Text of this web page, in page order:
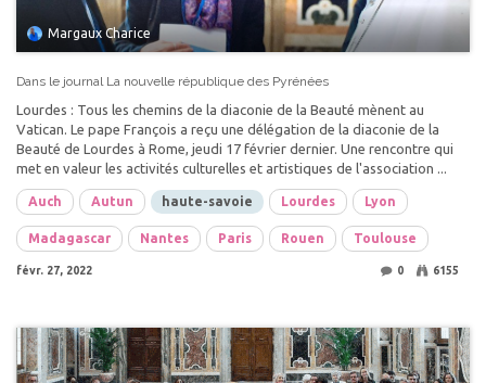
Margaux Charice
Dans le journal La nouvelle république des Pyrénées
Lourdes : Tous les chemins de la diaconie de la Beauté mènent au
Vatican. Le pape François a reçu une délégation de la diaconie de la
Beauté de Lourdes à Rome, jeudi 17 février dernier. Une rencontre qui
met en valeur les activités culturelles et artistiques de l'association ...
Auch Autun haute-savoie Lourdes Lyon
Madagascar Nantes Paris Rouen Toulouse
févr. 27, 2022 0 6155